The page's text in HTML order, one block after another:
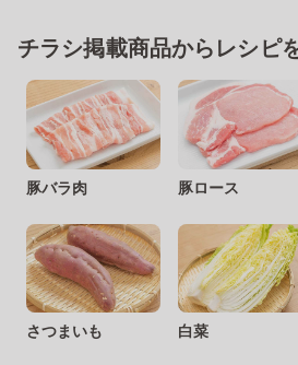
チラシ掲載商品からレシピ
豚バラ肉 豚ロース
さつまいも 白菜